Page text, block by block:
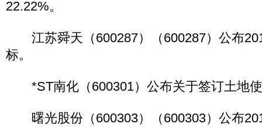
22.22%。
江苏舜天（600287）（600287）公布
标。
*ST南化（600301）公布关于签订土地
曙光股份（600303）（600303）公布